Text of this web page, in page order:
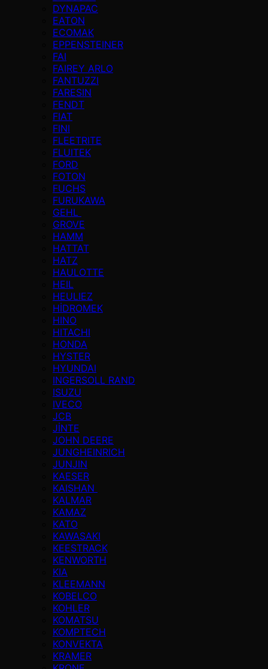
DYNAPAC
EATON
ECOMAK
EPPENSTEINER
FAI
FAIREY ARLO
FANTUZZI
FARESIN
FENDT
FIAT
FINI
FLEETRITE
FLUITEK
FORD
FOTON
FUCHS
FURUKAWA
GEHL
GROVE
HAMM
HATTAT
HATZ
HAULOTTE
HEIL
HEULIEZ
HİDROMEK
HINO
HITACHI
HONDA
HYSTER
HYUNDAI
INGERSOLL RAND
ISUZU
IVECO
JCB
JİNTE
JOHN DEERE
JUNGHEINRICH
JUNJIN
KAESER
KAISHAN
KALMAR
KAMAZ
KATO
KAWASAKI
KEESTRACK
KENWORTH
KIA
KLEEMANN
KOBELCO
KOHLER
KOMATSU
KOMPTECH
KONVEKTA
KRAMER